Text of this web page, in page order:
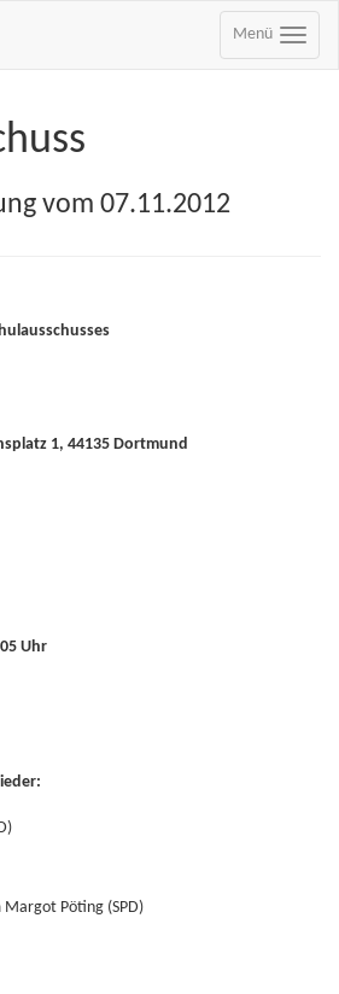
Menü
vom 07.11.2012
1, 44135 Dortmund
Uhr
Margot Pöting (SPD)